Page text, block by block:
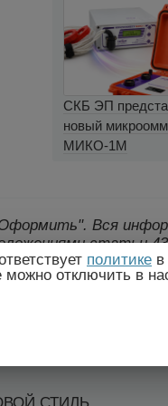
СКБ ЭП
новый
МИКО-1М
Вся
статьи
без политике
отключить в